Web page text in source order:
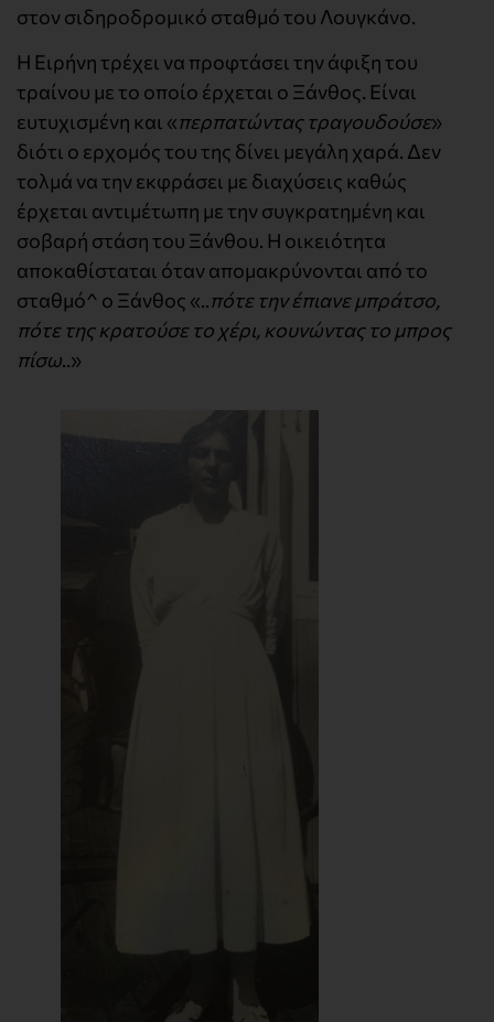
στον σιδηροδρομικό σταθμό του Λουγκάνο.
Η Ειρήνη τρέχει να προφτάσει την άφιξη του
τραίνου με το οποίο έρχεται ο Ξάνθος. Είναι
ευτυχισμένη και «περπατώντας τραγουδούσε»
διότι ο ερχομός του της δίνει μεγάλη χαρά. Δεν
τολμά να την εκφράσει με διαχύσεις καθώς
έρχεται αντιμέτωπη με την συγκρατημένη και
σοβαρή στάση του Ξάνθου. Η οικειότητα
αποκαθίσταται όταν απομακρύνονται από το
σταθμό^ ο Ξάνθος «..πότε την έπιανε μπράτσo,
πότε της κρατούσε το χέρι, κουνώντας το μπρος
πίσω..»